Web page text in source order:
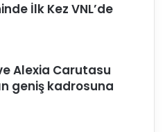
İlk Kez VNL’de
Alexia Carutasu
geniş kadrosuna